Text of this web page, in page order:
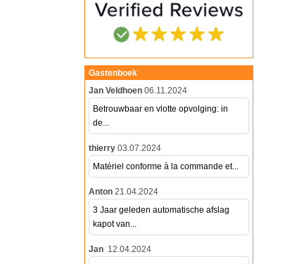
Gastenboek
Jan Veldhoen 06.11.2024
Betrouwbaar en vlotte opvolging: in
de...
thierry 03.07.2024
Matériel conforme à la commande et...
Anton 21.04.2024
3 Jaar geleden automatische afslag
kapot van...
Jan 12.04.2024